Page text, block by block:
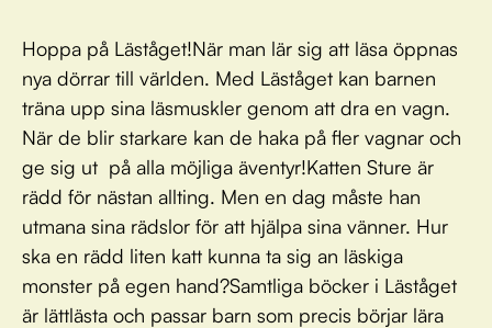
Hoppa på Läståget!När man lär sig att läsa öppnas
nya dörrar till världen. Med Läståget kan barnen
träna upp sina läsmuskler genom att dra en vagn.
När de blir starkare kan de haka på fler vagnar och
ge sig ut på alla möjliga äventyr!Katten Sture är
rädd för nästan allting. Men en dag måste han
utmana sina rädslor för att hjälpa sina vänner. Hur
ska en rädd liten katt kunna ta sig an läskiga
monster på egen hand?Samtliga böcker i Läståget
är lättlästa och passar barn som precis börjar lära